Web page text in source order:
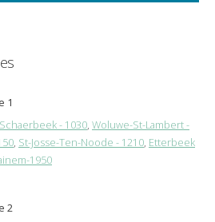
1
Schaerbeek - 1030, Woluwe-St-Lambert -
, St-Josse-Ten-Noode - 1210, Etterbeek
1950
2